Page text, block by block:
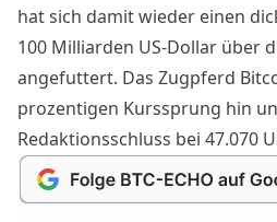
hat sich damit wieder einen
100 Milliarden US-Dollar über
angefuttert. Das Zugpferd
prozentigen Kurssprung hin
Redaktionsschluss bei 47.070